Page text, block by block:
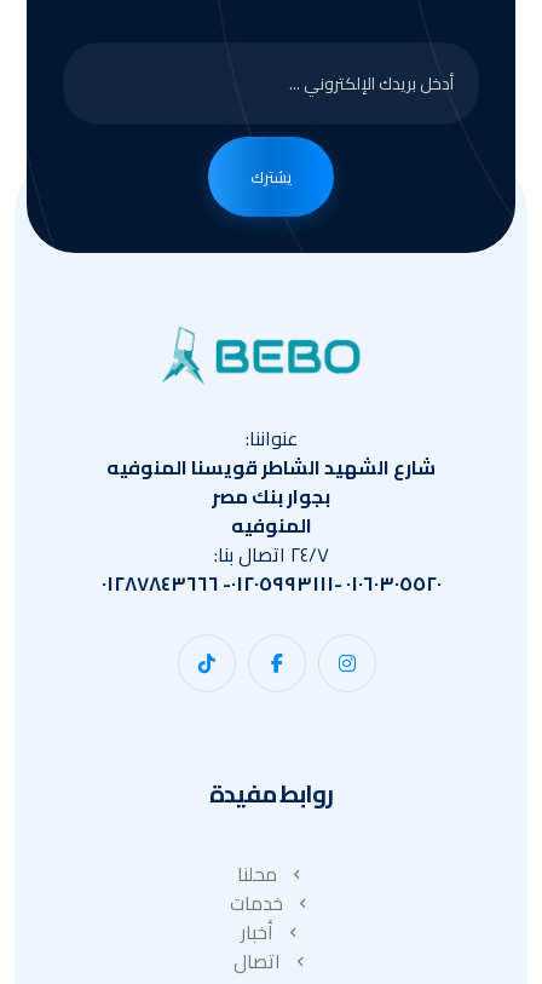
يشترك
عنواننا:
شارع الشهيد الشاطر قويسنا المنوفيه
بجوار بنك مصر
المنوفيه
٢٤/٧ اتصال بنا:
٠١٠٦٠٣٠٥٥٢٠ -٠١٢٠٥٩٩٣١١١- ٠١٢٨٧٨٤٣٦٦٦
روابط مفيدة
محلنا
خدمات
أخبار
اتصال